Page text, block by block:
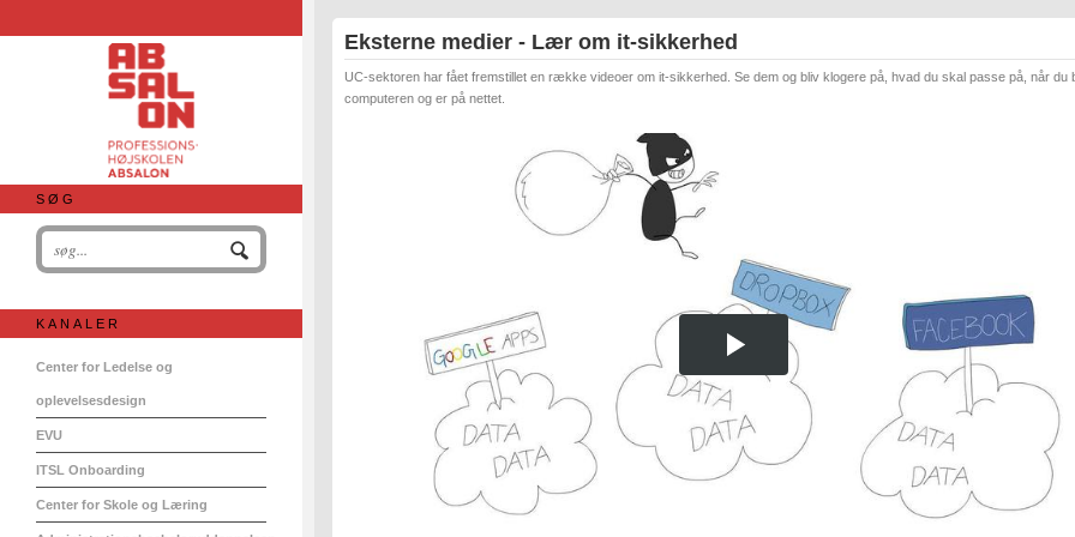
SØG
KANALER
Center for Ledelse og
oplevelsesdesign
EVU
ITSL Onboarding
Center for Skole og Læring
Eksterne medier - Lær om it-sikkerhed
UC-sektoren har fået fremstillet en række videoer om it-sikkerhed. Se dem og bliv klogere på, hvad du skal passe på, når du
computeren og er på nettet.